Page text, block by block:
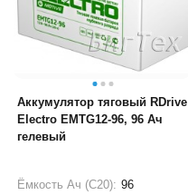
Аккумулятор тяговый RDrive
Electro EMTG12-96, 96 Ач
гелевый
Ёмкость Ач (С20): 96